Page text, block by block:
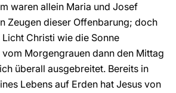
waren allein Maria und Josef
Zeugen dieser Offenbarung; doch
Christi wie die Sonne
Morgengrauen dann den Mittag
überall ausgebreitet. Bereits in
Lebens auf Erden hat Jesus von